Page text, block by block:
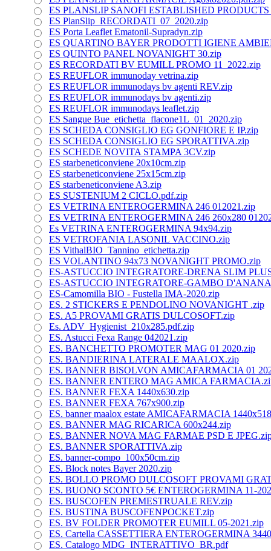
ES PLANSLIP SANOFI ESTABLISHED PRODUCTS
ES PlanSlip_RECORDATI_07_2020.zip
ES Porta Leaflet Ematonil-Supradyn.zip
ES QUARTINO BAYER PRODOTTI IGIENE
ES QUINTO PANEL NOVANIGHT 30.zip
ES RECORDATI BV EUMILL PROMO 11_2022.zip
ES REUFLOR immunoday vetrina.zip
ES REUFLOR immunodays bv agenti REV.zip
ES REUFLOR immunodays bv agenti.zip
ES REUFLOR immunodays leaflet.zip
ES Sangue Bue_etichetta_flacone1L_01_2020.zip
ES SCHEDA CONSIGLIO EG GONFIORE E IP.zip
ES SCHEDA CONSIGLIO EG SPORATTIVA.zip
ES SCHEDE NOVITA STAMPA 3CV.zip
ES starbeneticonviene 20x10cm.zip
ES starbeneticonviene 25x15cm.zip
ES starbeneticonviene A3.zip
ES SUSTENIUM 2 CICLO.pdf.zip
ES VETRINA ENTEROGERMINA 246 012021.zip
ES VETRINA ENTEROGERMINA 246 260x280
Es VETRINA ENTEROGERMINA 94x94.zip
ES VETROFANIA LASONIL VACCINO.zip
ES VithalBIO_Tannino_etichetta.zip
ES VOLANTINO 94x73 NOVANIGHT PROMO.zip
ES-ASTUCCIO INTEGRATORE-DRENA SLIM
ES-ASTUCCIO INTEGRATORE-GAMBO
ES-Camomilla BIO - Fustella IMA-2020.zip
ES. 2 STICKERS E PENDOLINO NOVANIGHT .zip
ES. A5 PROVAMI GRATIS DULCOSOFT.zip
Es. ADV_Hygienist_210x285.pdf.zip
ES. Astucci Fexa Range 042021.zip
ES. BANCHETTO PROMOTER MAG 01 2020.zip
ES. BANDIERINA LATERALE MAALOX.zip
ES. BANNER BISOLVON AMICAFARMACIA 01
ES. BANNER ENTERO MAG AMICA
ES. BANNER FEXA 1440x630.zip
ES. BANNER FEXA 767x900.zip
ES. banner maalox estate AMICAFARMACIA
ES. BANNER MAG RICARICA 600x244.zip
ES. BANNER NOVA MAG FARMAE PSD E
ES. BANNER SPORATTIVA.zip
ES. banner-compo_100x50cm.zip
ES. Block notes Bayer 2020.zip
ES. BOLLO PROMO DULCOSOFT PROVAMI
ES. BUONO SCONTO 5€ ENTEROGERMINA 11-
ES. BUSCOFEN PREMESTRUALE REV.zip
ES. BUSTINA BUSCOFENPOCKET.zip
ES. BV FOLDER PROMOTER EUMILL 05-2021.zip
ES. Cartella CASSETTIERA ENTEROGERMINA
ES. Catalogo MDG_INTERATTIVO_BR.pdf